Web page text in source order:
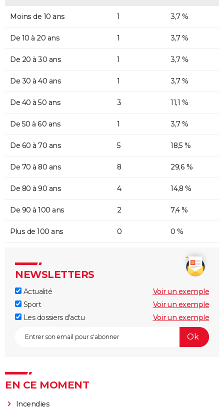
Moins de 10 ans 1 3,7 %
De 10 à 20 ans 1 3,7 %
De 20 à 30 ans 1 3,7 %
De 30 à 40 ans 1 3,7 %
De 40 à 50 ans 3 11,1 %
De 50 à 60 ans 1 3,7 %
De 60 à 70 ans 5 18,5 %
De 70 à 80 ans 8 29,6 %
De 80 à 90 ans 4 14,8 %
De 90 à 100 ans 2 7,4 %
Plus de 100 ans 0 0 %
NEWSLETTERS
Actualité
Voir un exemple
Sport
Voir un exemple
Les dossiers d'actu
Voir un exemple
EN CE MOMENT
Incendies